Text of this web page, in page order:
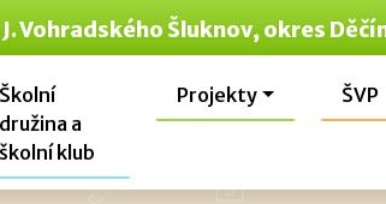
Vohradského Šluknov, okres
Školní
družina a
školní klub
Projekty ŠVP